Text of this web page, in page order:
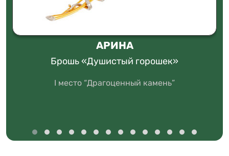
АРИНА
Брошь «Душистый горошек»
I место “Драгоценный камень”